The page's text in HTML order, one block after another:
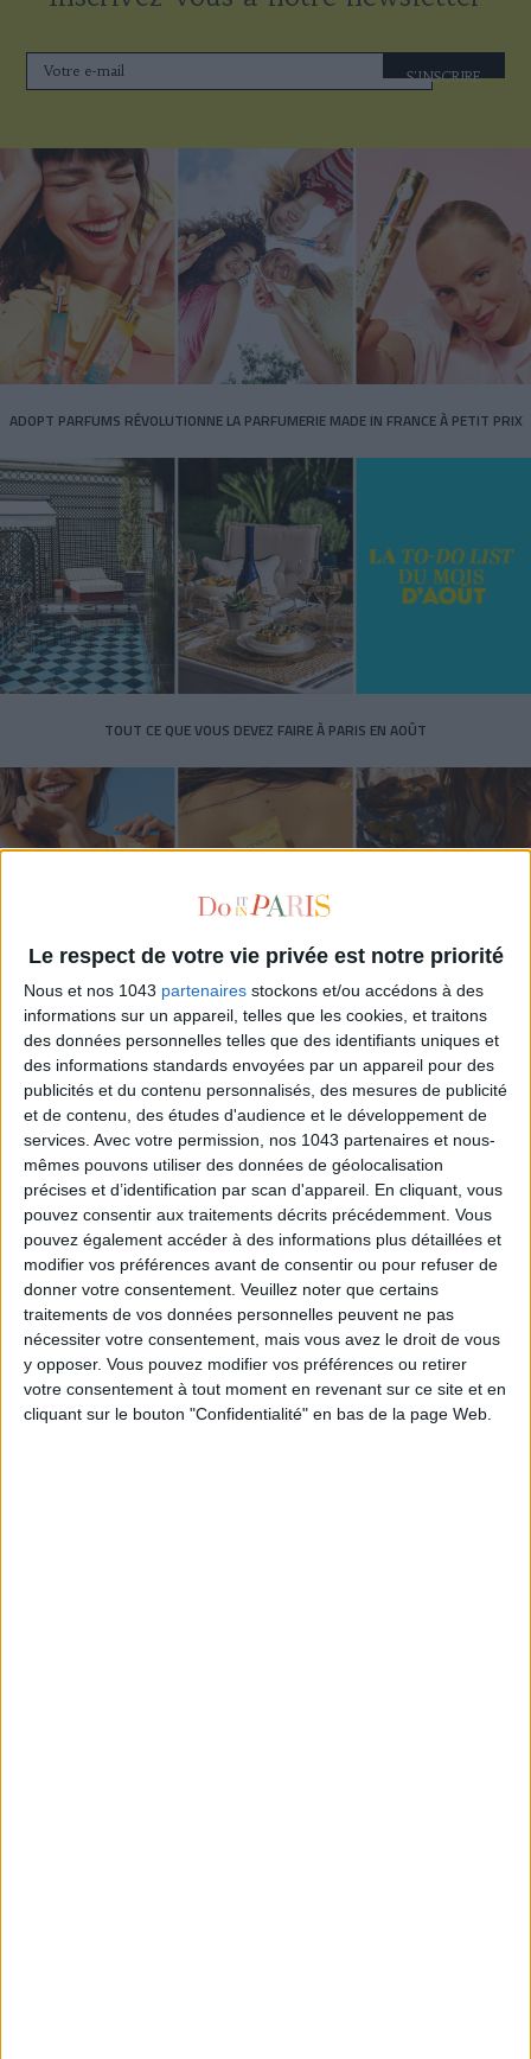
Le respect de votre vie privée est notre priorité
Nous et nos 1043 partenaires stockons et/ou accédons à des
informations sur un appareil, telles que les cookies, et traitons
des données personnelles telles que des identifiants uniques et
des informations standards envoyées par un appareil pour des
publicités et du contenu personnalisés, des mesures de publicité
et de contenu, des études d'audience et le développement de
services. Avec votre permission, nos 1043 partenaires et nous-
mêmes pouvons utiliser des données de géolocalisation
précises et d’identification par scan d'appareil. En cliquant, vous
pouvez consentir aux traitements décrits précédemment. Vous
pouvez également accéder à des informations plus détaillées et
modifier vos préférences avant de consentir ou pour refuser de
donner votre consentement. Veuillez noter que certains
traitements de vos données personnelles peuvent ne pas
nécessiter votre consentement, mais vous avez le droit de vous
y opposer. Vous pouvez modifier vos préférences ou retirer
votre consentement à tout moment en revenant sur ce site et en
cliquant sur le bouton "Confidentialité" en bas de la page Web.
S'INSCRIRE
ADOPT PARFUMS RÉVOLUTIONNE LA PARFUMERIE MADE IN FRANCE À PETIT PRIX
TOUT CE QUE VOUS DEVEZ FAIRE À PARIS EN AOÛT
LES SPF 50 QUI DONNENT ENVIE DE SE TARTINER
LES MEILLEURS HÔTELS POUR UN WEEK-END SPA ET GASTRONOMIE